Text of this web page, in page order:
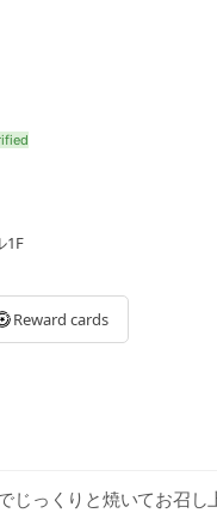
1F
Reward cards
じっくりと焼いてお召し